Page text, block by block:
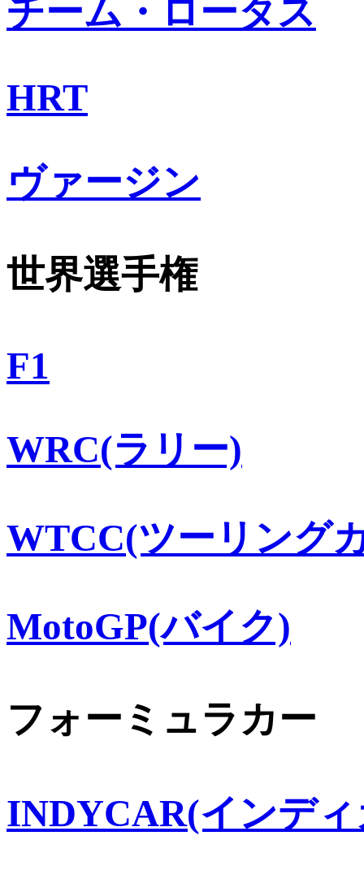
チーム・ロータス
HRT
ヴァージン
世界選手権
F1
WRC(ラリー)
WTCC(ツーリング
MotoGP(バイク)
フォーミュラカー
INDYCAR(インデ